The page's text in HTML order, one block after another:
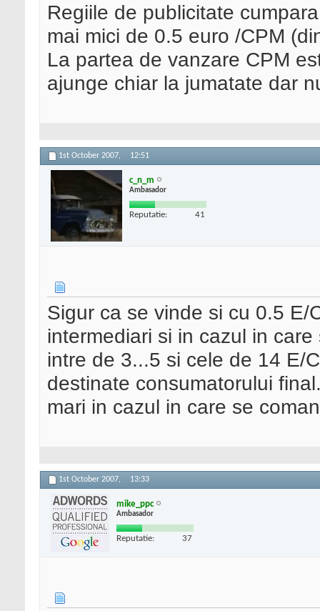
Regiile de publicitate
mai mici de 0.5 euro /CPM
La partea de vanzare CPM
ajunge chiar la jumatate dar
1st October 2007, 12:51
c_n_m
Ambasador
Reputatie: 41
Sigur ca se vinde si cu 0.5 E/
intermediari si in cazul in
intre de 3...5 si cele de 14 E/
destinate consumatorului
mari in cazul in care se
1st October 2007, 13:33
mike_ppc
Ambasador
Reputatie: 37